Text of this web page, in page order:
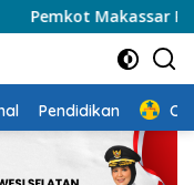
Perkuat
Pendidikan